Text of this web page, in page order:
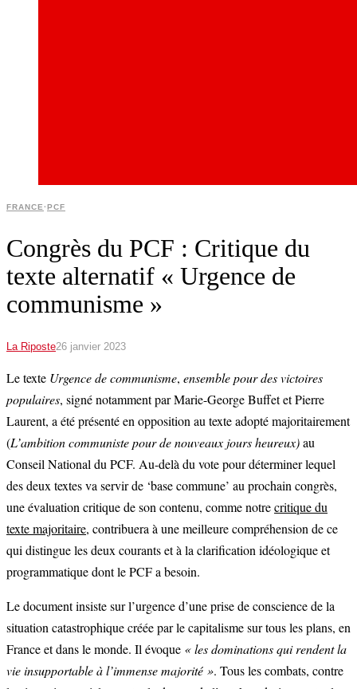
FRANCE·PCF
Congrès du PCF : Critique du
texte alternatif « Urgence de
communisme »
La Riposte26 janvier 2023
Le texte Urgence de communisme, ensemble pour des victoires
populaires, signé notamment par Marie-George Buffet et Pierre
Laurent, a été présenté en opposition au texte adopté majoritairement
(L’ambition communiste pour de nouveaux jours heureux)au
Conseil National du PCF. Au-delà du vote pour déterminer lequel
des deux textes va servir de ‘base commune’ au prochain congrès,
une évaluation critique de son contenu, comme notrecritique du
texte majoritaire, contribuera à une meilleure compréhension de ce
qui distingue les deux courants et à la clarification idéologique et
programmatique dont le PCF a besoin.
Le document insiste sur l’urgence d’une prise de conscience de la
situation catastrophique créée par le capitalisme sur tous les plans, en
France et dans le monde. Il évoque « les dominations qui rendent la
vie insupportable à l’immense majorité ». Tous les combats, contre